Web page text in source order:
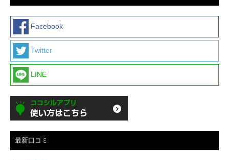
Facebook
Twitter
LINE
最新口コミ